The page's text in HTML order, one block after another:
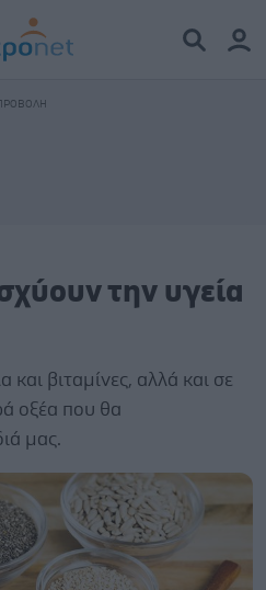
την υγεία
και βιταμίνες, αλλά και σε
οξέα που θα
μας.